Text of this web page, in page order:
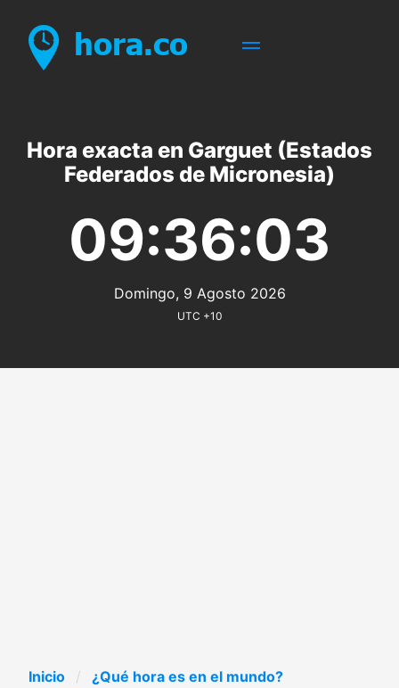
Hora exacta en Garguet (Estados
Federados de Micronesia)
09:36:03
Domingo, 9 Agosto 2026
UTC +10
Inicio
¿Qué hora es en el mundo?